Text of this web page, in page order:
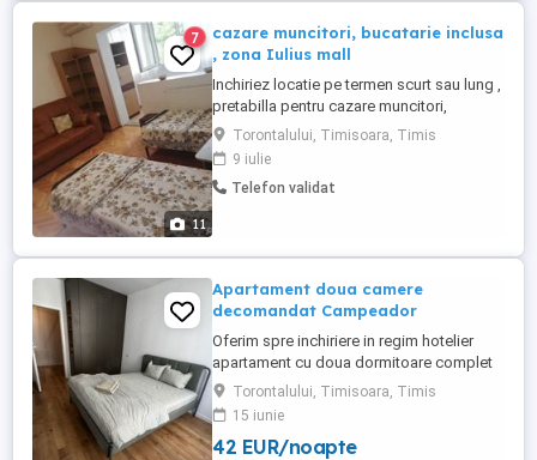
11
7
cazare muncitori, bucatarie inclusa
, zona Iulius mall
Inchiriez locatie pe termen scurt sau lung ,
pretabilla pentru cazare muncitori,
Perioada minima de cazare: 7 zile Pret:
incapand de la 30 lei zi persoana
.Preturirile sunt discutabile in functie de
perioada si nr persoane. . Zona
Torontalului, Timisoara, Timis
9 iulie
Telefon validat
Apartament doua camere
decomandat Campeador
Oferim spre inchiriere in regim hotelier
apartament cu doua dormitoare complet
decomandat. Apartamentul este situat
intr-un complex rezidential nou, complex
Campeador, vis-a-vis de aerodromul
Cionca, pe strada Ioan Anton. Recent
Torontalului, Timisoara, Timis
15 iunie
42 EUR/noapte